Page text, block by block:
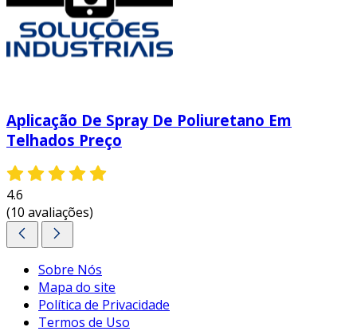
Aplicação De Spray De Poliuretano Em
Telhados Preço
4.6
(10 avaliações)
Sobre Nós
Mapa do site
Política de Privacidade
Termos de Uso